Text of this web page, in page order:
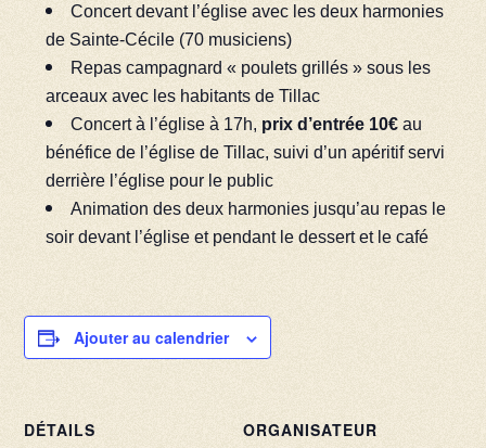
Concert devant l’église avec les deux harmonies
de Sainte-Cécile (70 musiciens)
Repas campagnard « poulets grillés » sous les
arceaux avec les habitants de Tillac
Concert à l’église à 17h, prix d’entrée 10€ au
bénéfice de l’église de Tillac, suivi d’un apéritif servi
derrière l’église pour le public
Animation des deux harmonies jusqu’au repas le
soir devant l’église et pendant le dessert et le café
Ajouter au calendrier
DÉTAILS
ORGANISATEUR